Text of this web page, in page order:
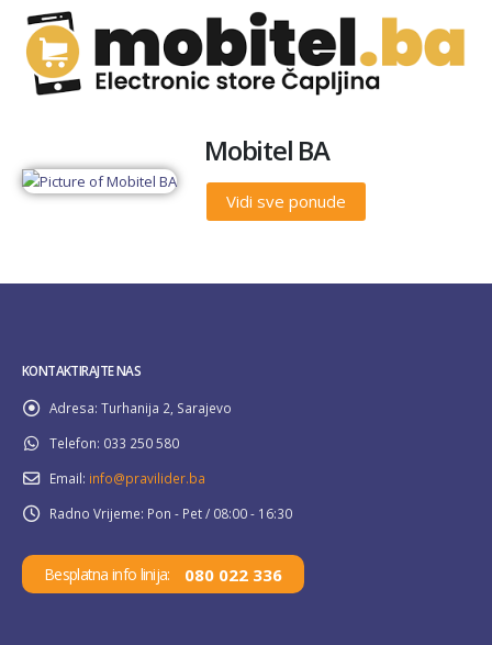
Mobitel BA
Vidi sve ponude
KONTAKTIRAJTE NAS
Adresa: Turhanija 2, Sarajevo
Telefon: 033 250 580
Email: info@pravilider.ba
Radno Vrijeme: Pon - Pet / 08:00 - 16:30
Besplatna info linija: 080 022 336